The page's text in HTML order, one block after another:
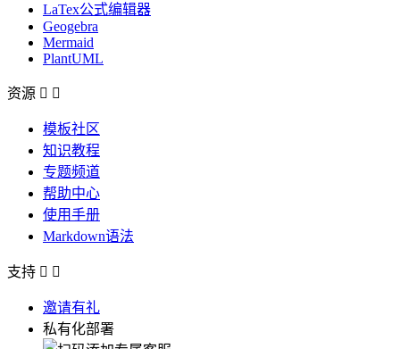
LaTex公式编辑器
Geogebra
Mermaid
PlantUML
资源  
模板社区
知识教程
专题频道
帮助中心
使用手册
Markdown语法
支持  
邀请有礼
私有化部署